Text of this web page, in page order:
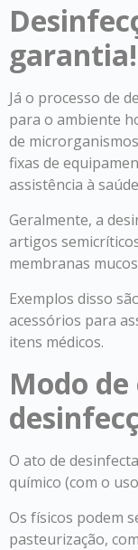
garantia!
Já o processo de
para o ambiente
de
fixas de
assistência à
Geralmente, a
artigos
membranas
Exemplos disso
acessórios para
itens médicos.
Modo
O ato de
químico (com o
Os físicos podem
pasteurização,